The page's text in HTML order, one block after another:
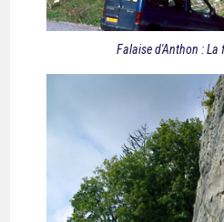
Falaise d'Anthon : La